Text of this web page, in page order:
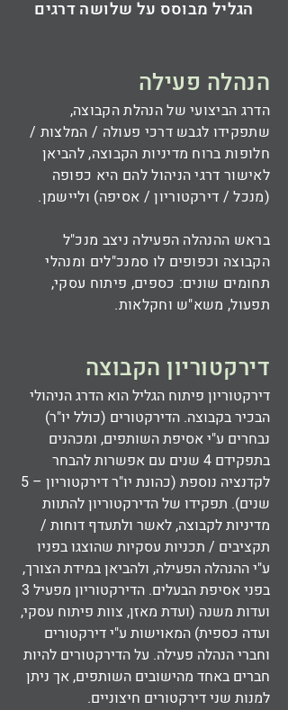
הגליל מבוסס על שלושה דרגים
הנהלה פעילה
הדרג הביצועי של הנהלת הקבוצה,
שתפקידו לגבש דרכי פעולה / המלצות /
חלופות ברוח מדיניות הקבוצה, להביאן
לאישור דרגי הניהול להם היא כפופה
(מנכל / דירקטוריון / אסיפה) וליישמן.
בראש ההנהלה הפעילה ניצב מנכ"ל
הקבוצה וכפופים לו סמנכ"לים ומנהלי
תחומים שונים: כספים, פיתוח עסקי,
תפעול, משא"ש וחקלאות.
דירקטוריון הקבוצה
דירקטוריון פיתוח הגליל הוא הדרג הניהולי
הבכיר בקבוצה. הדירקטורים (כולל יו"ר)
נבחרים ע"י אסיפת השותפים, ומכהנים
בתפקידם 4 שנים עם אפשרות להבחר
לקדנציה נוספת (כהונת יו"ר דירקטוריון – 5
שנים). תפקידו של הדירקטוריון להתוות
מדיניות לקבוצה, לאשר ולתעדף דוחות /
תקציבים / תכניות עסקיות שהוצגו בפניו
ע"י ההנהלה הפעילה, ולהביאן במידת הצורך,
בפני אסיפת הבעלים. הדירקטוריון מפעיל 3
ועדות משנה (ועדת מאזן, צוות פיתוח עסקי,
ועדה כספית) המאוישות ע"י דירקטורים
וחברי הנהלה פעילה. על הדירקטורים להיות
חברים באחד מהישובים השותפים, אך ניתן
למנות שני דירקטורים חיצוניים.